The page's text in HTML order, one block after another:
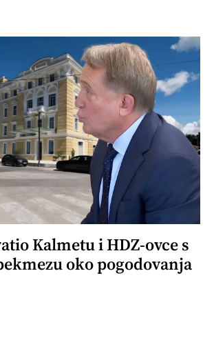
Kalmetu i HDZ-ovce s
oko pogodovanja